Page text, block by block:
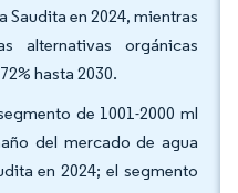
Saudita en 2024, mientras
alternativas orgánicas
hasta 2030.
de 1001-2000 ml
del mercado de agua
en 2024; el segmento